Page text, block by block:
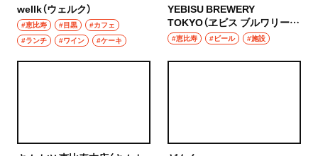
wellk（ウェルク）
#恵比寿 #目黒
#カフェ
#ランチ
#ワイン #ケーキ
YEBISU BREWERY
TOKYO（ヱビス ブルワリー
トウキョウ）
#恵比寿 #ビール #施設